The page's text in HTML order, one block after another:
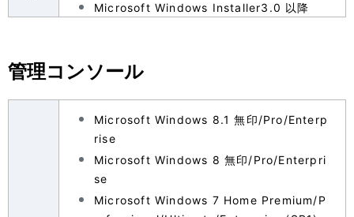
Microsoft Windows Installer3.0 以降
管理コンソール
Microsoft Windows 8.1 無印/Pro/Enterp
rise
Microsoft Windows 8 無印/Pro/Enterpri
se
Microsoft Windows 7 Home Premium/P